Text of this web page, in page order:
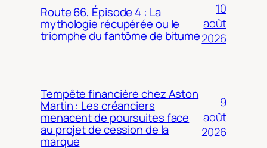
Route 66, Épisode 4 : La
mythologie récupérée ou le
triomphe du fantôme de bitume
10
août
2026
Tempête financière chez Aston
Martin : Les créanciers
menacent de poursuites face
au projet de cession de la
marque
9
août
2026